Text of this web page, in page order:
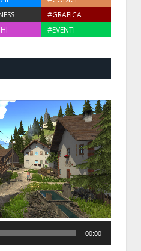
#GRAFICA
#EVENTI
Player
00:00